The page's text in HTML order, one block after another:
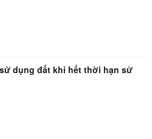
dụng đất khi hết thời hạn sử